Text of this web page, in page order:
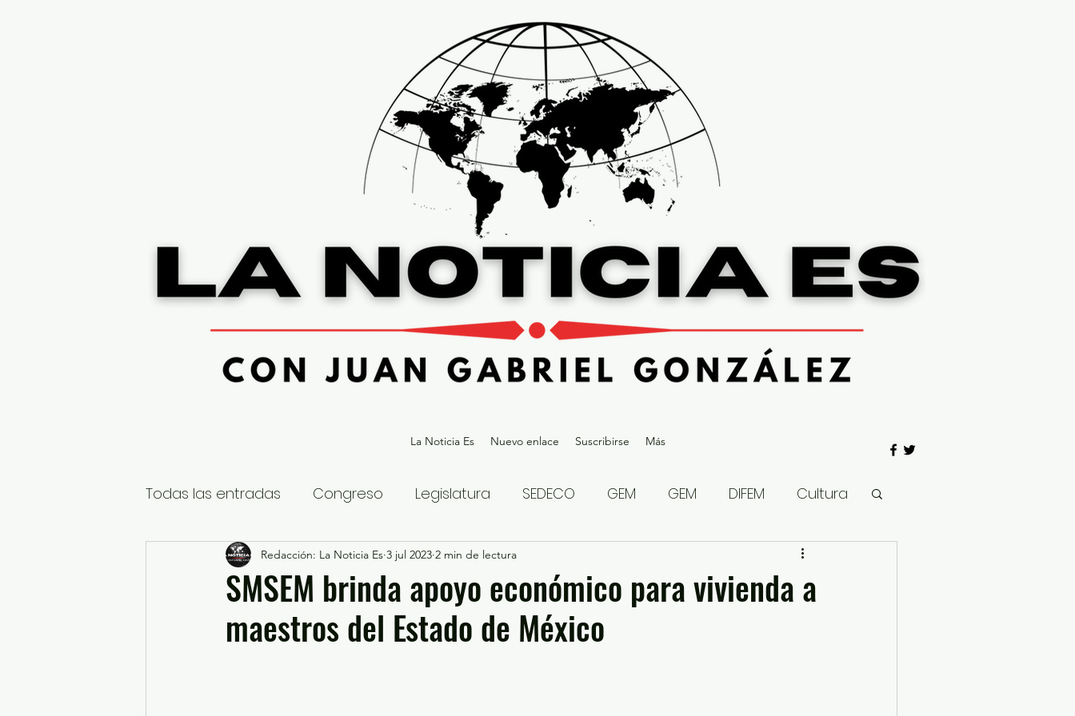
La Noticia Es Nuevo enlace Suscribirse Más
Todas las entradas Congreso Legislatura SEDECO GEM GEM DIFEM Cultura
Nacional Estatal Gubernatura Edoméx 2023
Educación y Cultura Seguridad y Justicia Denuncia Ciudadana
SMSEM brinda apoyo económico para vivienda a
maestros del Estado de México
Redacción: La Noticia Es 3 jul 2023 2 min de lectura